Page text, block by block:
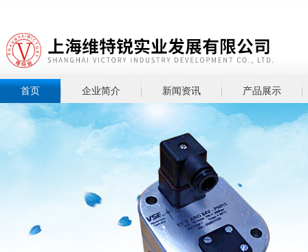
首页 企业简介 新闻资讯 产品展示